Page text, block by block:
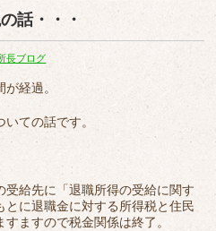
話・・・
長ブログ
経過。
ての話です。
給先に「退職所得の受給に関す
に退職金に対する所得税と住民
ますので税金関係は終了。